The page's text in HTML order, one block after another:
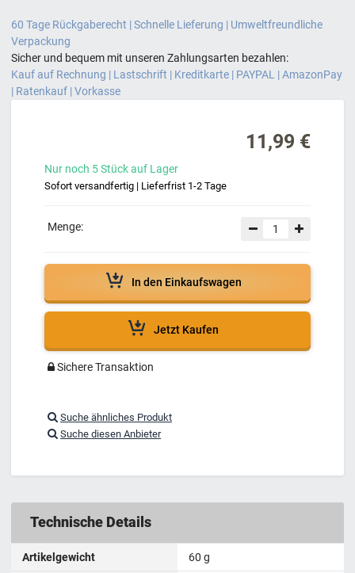
60 Tage Rückgaberecht | Schnelle Lieferung | Umweltfreundliche
Verpackung
Sicher und bequem mit unseren Zahlungsarten bezahlen:
Kauf auf Rechnung | Lastschrift | Kreditkarte | PAYPAL | AmazonPay
| Ratenkauf | Vorkasse
11,99 €
Nur noch 5Stückauf Lager
Sofort versandfertig | Lieferfrist 1-2 Tage
Menge:
In den Einkaufswagen
Jetzt Kaufen
Sichere Transaktion
Suche ähnliches Produkt
Suche diesen Anbieter
Technische Details
Artikelgewicht 60 g